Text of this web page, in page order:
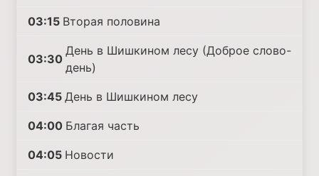
03:15 Вторая половина
03:30
День в Шишкином лесу (Доброе слово-
день)
03:45 День в Шишкином лесу
04:00 Благая часть
04:05 Новости